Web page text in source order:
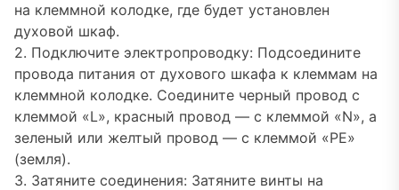
на клеммной колодке, где будет установлен
духовой шкаф.
2. Подключите электропроводку: Подсоедините
провода питания от духового шкафа к клеммам на
клеммной колодке. Соедините черный провод с
клеммой «L», красный провод — с клеммой «N», а
зеленый или желтый провод — с клеммой «PE»
(земля).
3. Затяните соединения: Затяните винты на